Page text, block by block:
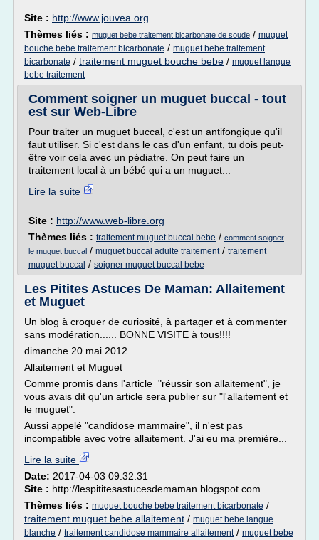
Site : http://www.jouvea.org
Thèmes liés : muguet bebe traitement bicarbonate de soude / muguet
bouche bebe traitement bicarbonate / muguet bebe traitement
bicarbonate / traitement muguet bouche bebe / muguet langue
bebe traitement
Comment soigner un muguet buccal - tout
est sur Web-Libre
Pour traiter un muguet buccal, c'est un antifongique qu'il
faut utiliser. Si c'est dans le cas d'un enfant, tu dois peut-
être voir cela avec un pédiatre. On peut faire un
traitement local à un bébé qui a un muguet...
Lire la suite
Site : http://www.web-libre.org
Thèmes liés : traitement muguet buccal bebe / comment soigner
le muguet buccal / muguet buccal adulte traitement/ traitement
muguet buccal / soigner muguet buccal bebe
Les Pitites Astuces De Maman: Allaitement
et Muguet
Un blog à croquer de curiosité, à partager et à commenter
sans modération...... BONNE VISITE à tous!!!!
dimanche 20 mai 2012
Allaitement et Muguet
Comme promis dans l'article "réussir son allaitement", je
vous avais dit qu'un article sera publier sur "l'allaitement et
le muguet".
Aussi appelé "candidose mammaire", il n'est pas
incompatible avec votre allaitement. J'ai eu ma première...
Lire la suite
Date: 2017-04-03 09:32:31
Site : http://lespititesastucesdemaman.blogspot.com
Thèmes liés : muguet bouche bebe traitement bicarbonate /
traitement muguet bebe allaitement / muguet bebe langue
blanche / traitement candidose mammaire allaitement/ muguet bebe